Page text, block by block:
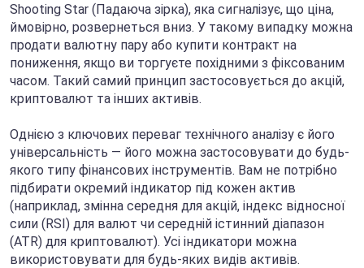
Shooting Star (Падаюча зірка), яка сигналізує, що ціна,
ймовірно, розвернеться вниз. У такому випадку можна
продати валютну пару або купити контракт на
пониження, якщо ви торгуєте похідними з фіксованим
часом. Такий самий принцип застосовується до акцій,
криптовалют та інших активів.
Однією з ключових переваг технічного аналізу є його
універсальність — його можна застосовувати до будь-
якого типу фінансових інструментів. Вам не потрібно
підбирати окремий індикатор під кожен актив
(наприклад, змінна середня для акцій, індекс відносної
сили (RSI) для валют чи середній істинний діапазон
(ATR) для криптовалют). Усі індикатори можна
використовувати для будь-яких видів активів.